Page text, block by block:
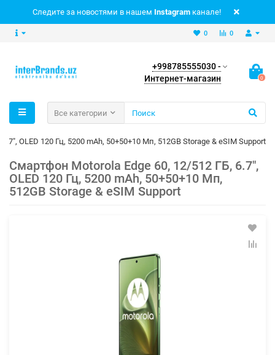
Следите за новостями в нашем Instagram канале!
0
0
+998785555030 -
Интернет-магазин
0
Все категории
OLED 120 Гц, 5200 mAh, 50+50+10 Мп, 512GB Storage & eSIM Support
Смартфон Motorola Edge 60, 12/512 ГБ, 6.7",
OLED 120 Гц, 5200 mAh, 50+50+10 Мп,
512GB Storage & eSIM Support